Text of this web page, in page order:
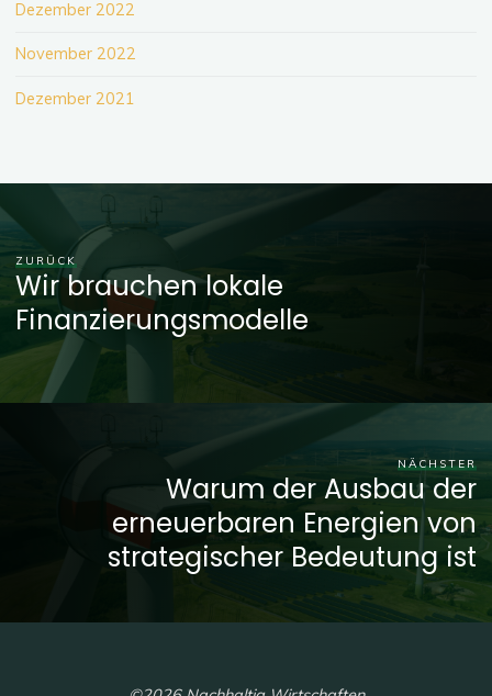
Dezember 2022
November 2022
Dezember 2021
ZURÜCK
Wir brauchen lokale
Finanzierungsmodelle
NÄCHSTER
Warum der Ausbau der
erneuerbaren Energien von
strategischer Bedeutung ist